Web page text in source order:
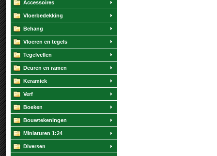
Accessoires
Vloerbedekking
Behang
Vloeren en tegels
Tegelvellen
Deuren en ramen
Keramiek
Verf
Boeken
Bouwtekeningen
Miniaturen 1:24
Diversen